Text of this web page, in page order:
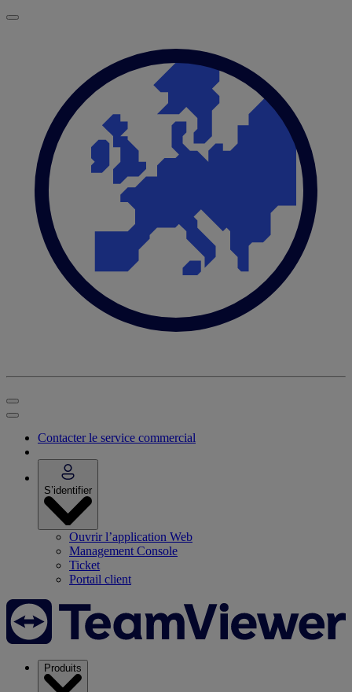
Contacter le service commercial
S’identifier
Ouvrir l’application Web
Management Console
Ticket
Portail client
Produits